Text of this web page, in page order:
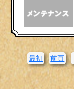
最初 前頁